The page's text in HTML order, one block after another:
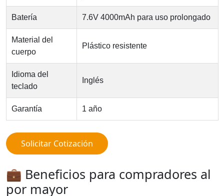
Batería 7.6V 4000mAh para uso prolongado
Material del
cuerpo
Plástico resistente
Idioma del
teclado
Inglés
Garantía 1 año
Solicitar Cotización
💼 Beneficios para compradores al
por mayor